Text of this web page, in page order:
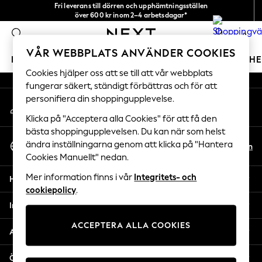
Fri leverans till dörren och upphämtningsställen
över 600 kr inom 2–4 arbetsdagar*
0
FLICKOR POJKAR BABY DAMER HERRAR
GIRLS
New In
50 - 92cm
98 - 110cm
116 - 134cm
140 - 174cm
Trending: Top & Short Sets
Trending: Clogs
All Clothing
Coats & Jackets
Sweatshirts & Hoodies
An error occurred on client
Våra sociala nätverk
Mitt konto
Logga in på ditt konto
Välj Språk
Svenska
Sv En
Hjälp
Integritet & Juridik
Avdelningar
Övriga tjänster
VÅR WEBBPLATS ANVÄNDER COOKIES
Cookies hjälper oss att se till att vår webbplats
fungerar säkert, ständigt förbättras och för att
personifiera din shoppingupplevelse.
Klicka på "Acceptera alla Cookies" för att få den
bästa shoppingupplevelsen. Du kan när som helst
ändra inställningarna genom att klicka på "Hantera
Cookies Manuellt" nedan.
Mer information finns i vår Integritets- och
cookiepolicy.
ACCEPTERA ALLA COOKIES